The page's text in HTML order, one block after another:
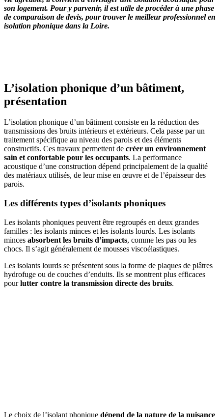
son logement. Pour y parvenir, il est utile de procéder à une phase
de comparaison de devis, pour trouver le meilleur professionnel en
isolation phonique dans la Loire.
L’isolation phonique d’un bâtiment,
présentation
L’isolation phonique d’un bâtiment consiste en la réduction des
transmissions des bruits intérieurs et extérieurs. Cela passe par un
traitement spécifique au niveau des parois et des éléments
constructifs. Ces travaux permettent de créer un environnement
sain et confortable pour les occupants. La performance
acoustique d’une construction dépend principalement de la qualité
des matériaux utilisés, de leur mise en œuvre et de l’épaisseur des
parois.
Les différents types d’isolants phoniques
Les isolants phoniques peuvent être regroupés en deux grandes
familles : les isolants minces et les isolants lourds. Les isolants
minces absorbent les bruits d’impacts, comme les pas ou les
chocs. Il s’agit généralement de mousses viscoélastiques.
Les isolants lourds se présentent sous la forme de plaques de plâtres
hydrofuge ou de couches d’enduits. Ils se montrent plus efficaces
pourlutter contre la transmission directe des bruits.
Le choix de l’isolant phonique dépend de la nature de la nuisance